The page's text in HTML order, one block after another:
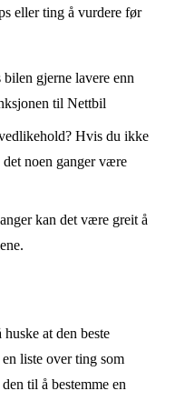
eller ting å vurdere før
gjerne lavere enn
til Nettbil
Hvis du ikke
noen ganger være
kan det være greit å
at den beste
liste over ting som
til å bestemme en